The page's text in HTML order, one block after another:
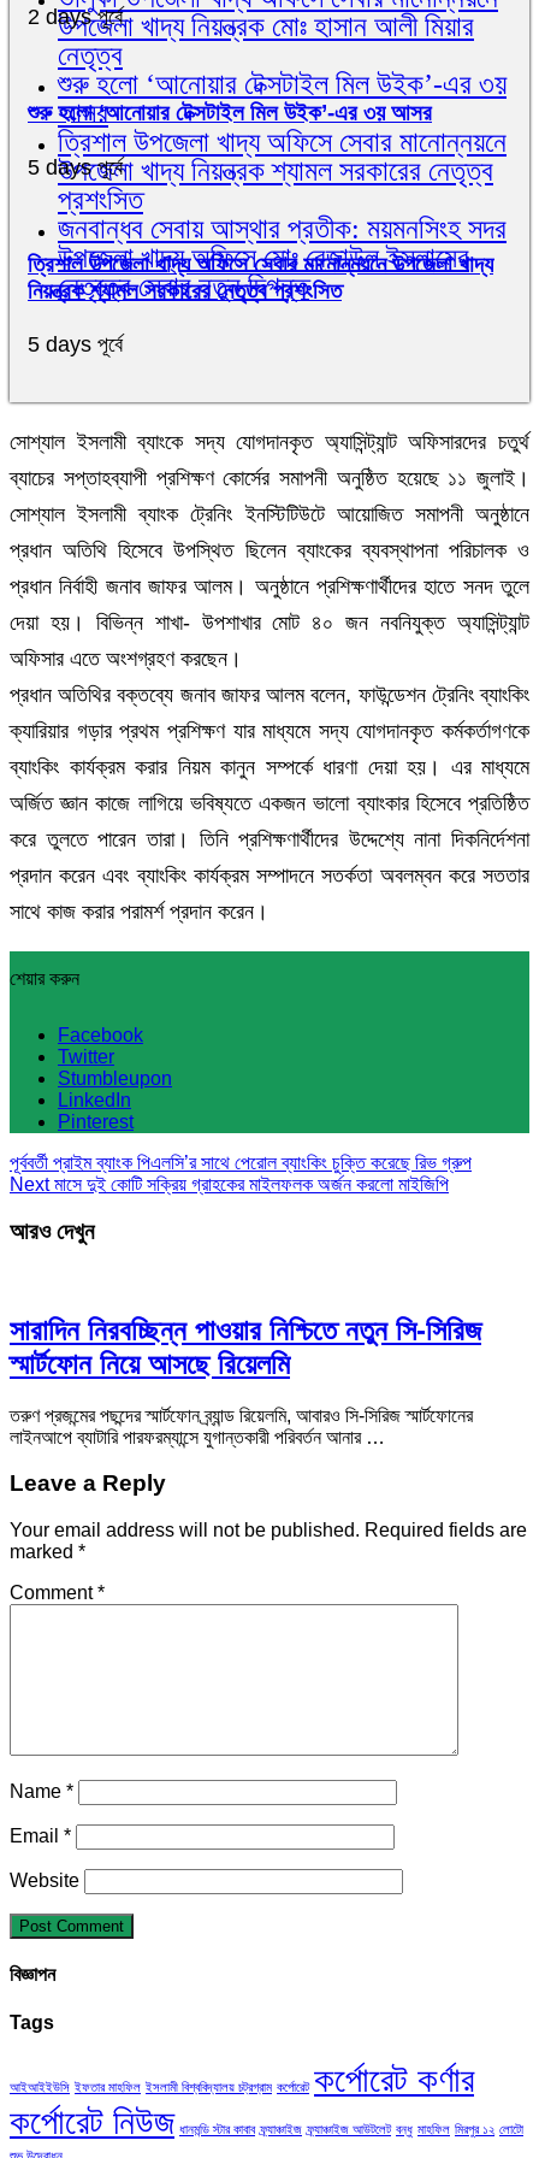
উপজেলা খাদ্য নিয়ন্ত্রক মোঃ হাসান আলী মিয়ার
নেতৃত্ব
শুরু হলো ‘আনোয়ার টেক্সটাইল মিল উইক’-এর ৩য়
আসর
ত্রিশাল উপজেলা খাদ্য অফিসে সেবার মানোন্নয়নে
উপজেলা খাদ্য নিয়ন্ত্রক শ্যামল সরকারের নেতৃত্ব
প্রশংসিত
জনবান্ধব সেবায় আস্থার প্রতীক: ময়মনসিংহ সদর
উপজেলা খাদ্য অফিসে মোঃ রেজাউল ইসলামের
নেতৃত্বে সেবার নতুন দিগন্ত
2 days পূর্বে
শুরু হলো ‘আনোয়ার টেক্সটাইল মিল উইক’-এর ৩য় আসর
5 days পূর্বে
ত্রিশাল উপজেলা খাদ্য অফিসে সেবার মানোন্নয়নে উপজেলা খাদ্য
নিয়ন্ত্রক শ্যামল সরকারের নেতৃত্ব প্রশংসিত
5 days পূর্বে
সোশ্যাল ইসলামী ব্যাংকে সদ্য যোগদানকৃত অ্যাসিন্ট্যান্ট অফিসারদের চতুর্থ
ব্যাচের সপ্তাহব্যাপী প্রশিক্ষণ কোর্সের সমাপনী অনুষ্ঠিত হয়েছে ১১ জুলাই।
সোশ্যাল ইসলামী ব্যাংক ট্রেনিং ইনস্টিটিউটে আয়োজিত সমাপনী অনুষ্ঠানে
প্রধান অতিথি হিসেবে উপস্থিত ছিলেন ব্যাংকের ব্যবস্থাপনা পরিচালক ও
প্রধান নির্বাহী জনাব জাফর আলম। অনুষ্ঠানে প্রশিক্ষণার্থীদের হাতে সনদ তুলে
দেয়া হয়। বিভিন্ন শাখা- উপশাখার মোট ৪০ জন নবনিযুক্ত অ্যাসিন্ট্যান্ট
অফিসার এতে অংশগ্রহণ করছেন।
প্রধান অতিথির বক্তব্যে জনাব জাফর আলম বলেন, ফাউন্ডেশন ট্রেনিং ব্যাংকিং
ক্যারিয়ার গড়ার প্রথম প্রশিক্ষণ যার মাধ্যমে সদ্য যোগদানকৃত কর্মকর্তাগণকে
ব্যাংকিং কার্যক্রম করার নিয়ম কানুন সম্পর্কে ধারণা দেয়া হয়। এর মাধ্যমে
অর্জিত জ্ঞান কাজে লাগিয়ে ভবিষ্যতে একজন ভালো ব্যাংকার হিসেবে প্রতিষ্ঠিত
করে তুলতে পারেন তারা। তিনি প্রশিক্ষণার্থীদের উদ্দেশ্যে নানা দিকনির্দেশনা
প্রদান করেন এবং ব্যাংকিং কার্যক্রম সম্পাদনে সতর্কতা অবলম্বন করে সততার
সাথে কাজ করার পরামর্শ প্রদান করেন।
শেয়ার করুন
Facebook
Twitter
Stumbleupon
LinkedIn
Pinterest
পূর্ববর্তী প্রাইম ব্যাংক পিএলসি’র সাথে পেরোল ব্যাংকিং চুক্তি করেছে রিভ গ্রুপ
Nextমাসে দুই কোটি সক্রিয় গ্রাহকের মাইলফলক অর্জন করলো মাইজিপি
আরও দেখুন
সারাদিন নিরবচ্ছিন্ন পাওয়ার নিশ্চিতে নতুন সি-সিরিজ
স্মার্টফোন নিয়ে আসছে রিয়েলমি
তরুণ প্রজন্মের পছন্দের স্মার্টফোন ব্র্যান্ড রিয়েলমি, আবারও সি-সিরিজ স্মার্টফোনের
লাইনআপে ব্যাটারি পারফরম্যান্সে যুগান্তকারী পরিবর্তন আনার …
Leave a Reply
Your email address will not be published. Required fields are
marked *
Comment*
Name *
Email *
Website
বিজ্ঞাপন
Tags
আইআইইউসি ইফতার মাহফিল ইসলামী বিশ্ববিদ্যালয় চট্রগ্রাম কর্পোরেট কর্পোরেট কর্ণার
কর্পোরেট নিউজ ধানমন্ডি স্টার কাবাব ফ্র্যাঞ্চাইজ ফ্র্যাঞ্চাইজ আউটলেট বন্ধু মাহফিল মিরপুর ১২ লোটো